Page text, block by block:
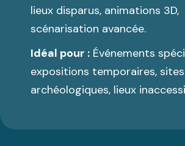
lieux disparus, animations 3D,
scénarisation avancée.
Idéal pour : Événements
expositions temporaires, sites
archéologiques, lieux